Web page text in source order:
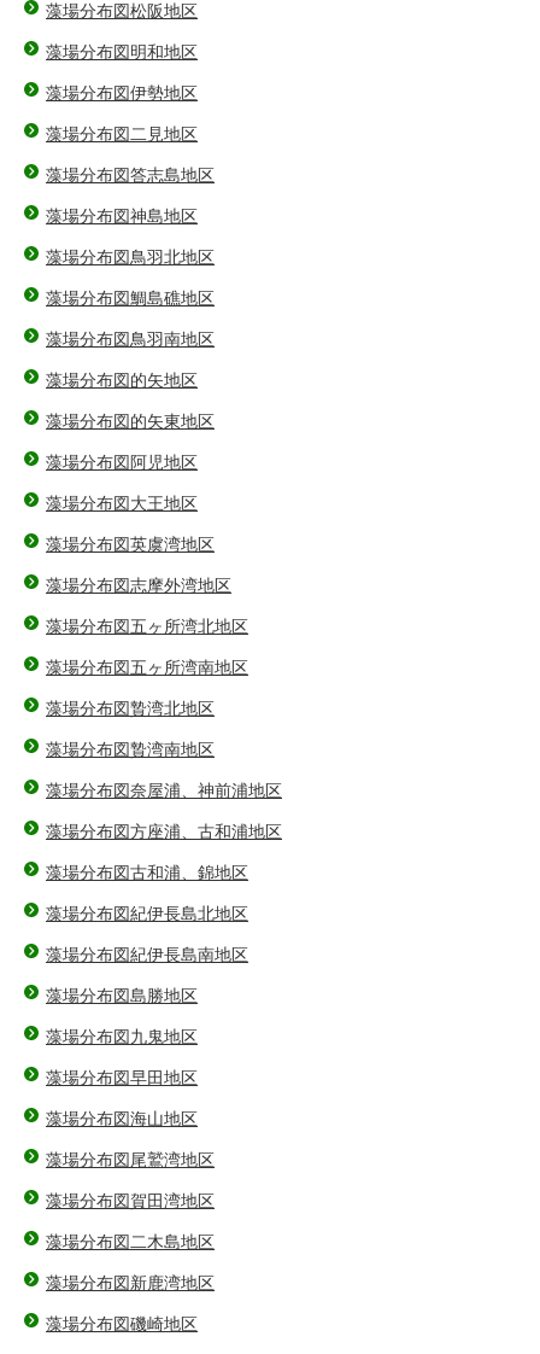
藻場分布図松阪地区
藻場分布図明和地区
藻場分布図伊勢地区
藻場分布図二見地区
藻場分布図答志島地区
藻場分布図神島地区
藻場分布図鳥羽北地区
藻場分布図鯛島礁地区
藻場分布図鳥羽南地区
藻場分布図的矢地区
藻場分布図的矢東地区
藻場分布図阿児地区
藻場分布図大王地区
藻場分布図英虞湾地区
藻場分布図志摩外湾地区
藻場分布図五ヶ所湾北地区
藻場分布図五ヶ所湾南地区
藻場分布図贄湾北地区
藻場分布図贄湾南地区
藻場分布図奈屋浦、神前浦地区
藻場分布図方座浦、古和浦地区
藻場分布図古和浦、錦地区
藻場分布図紀伊長島北地区
藻場分布図紀伊長島南地区
藻場分布図島勝地区
藻場分布図九鬼地区
藻場分布図早田地区
藻場分布図海山地区
藻場分布図尾鷲湾地区
藻場分布図賀田湾地区
藻場分布図二木島地区
藻場分布図新鹿湾地区
藻場分布図磯崎地区